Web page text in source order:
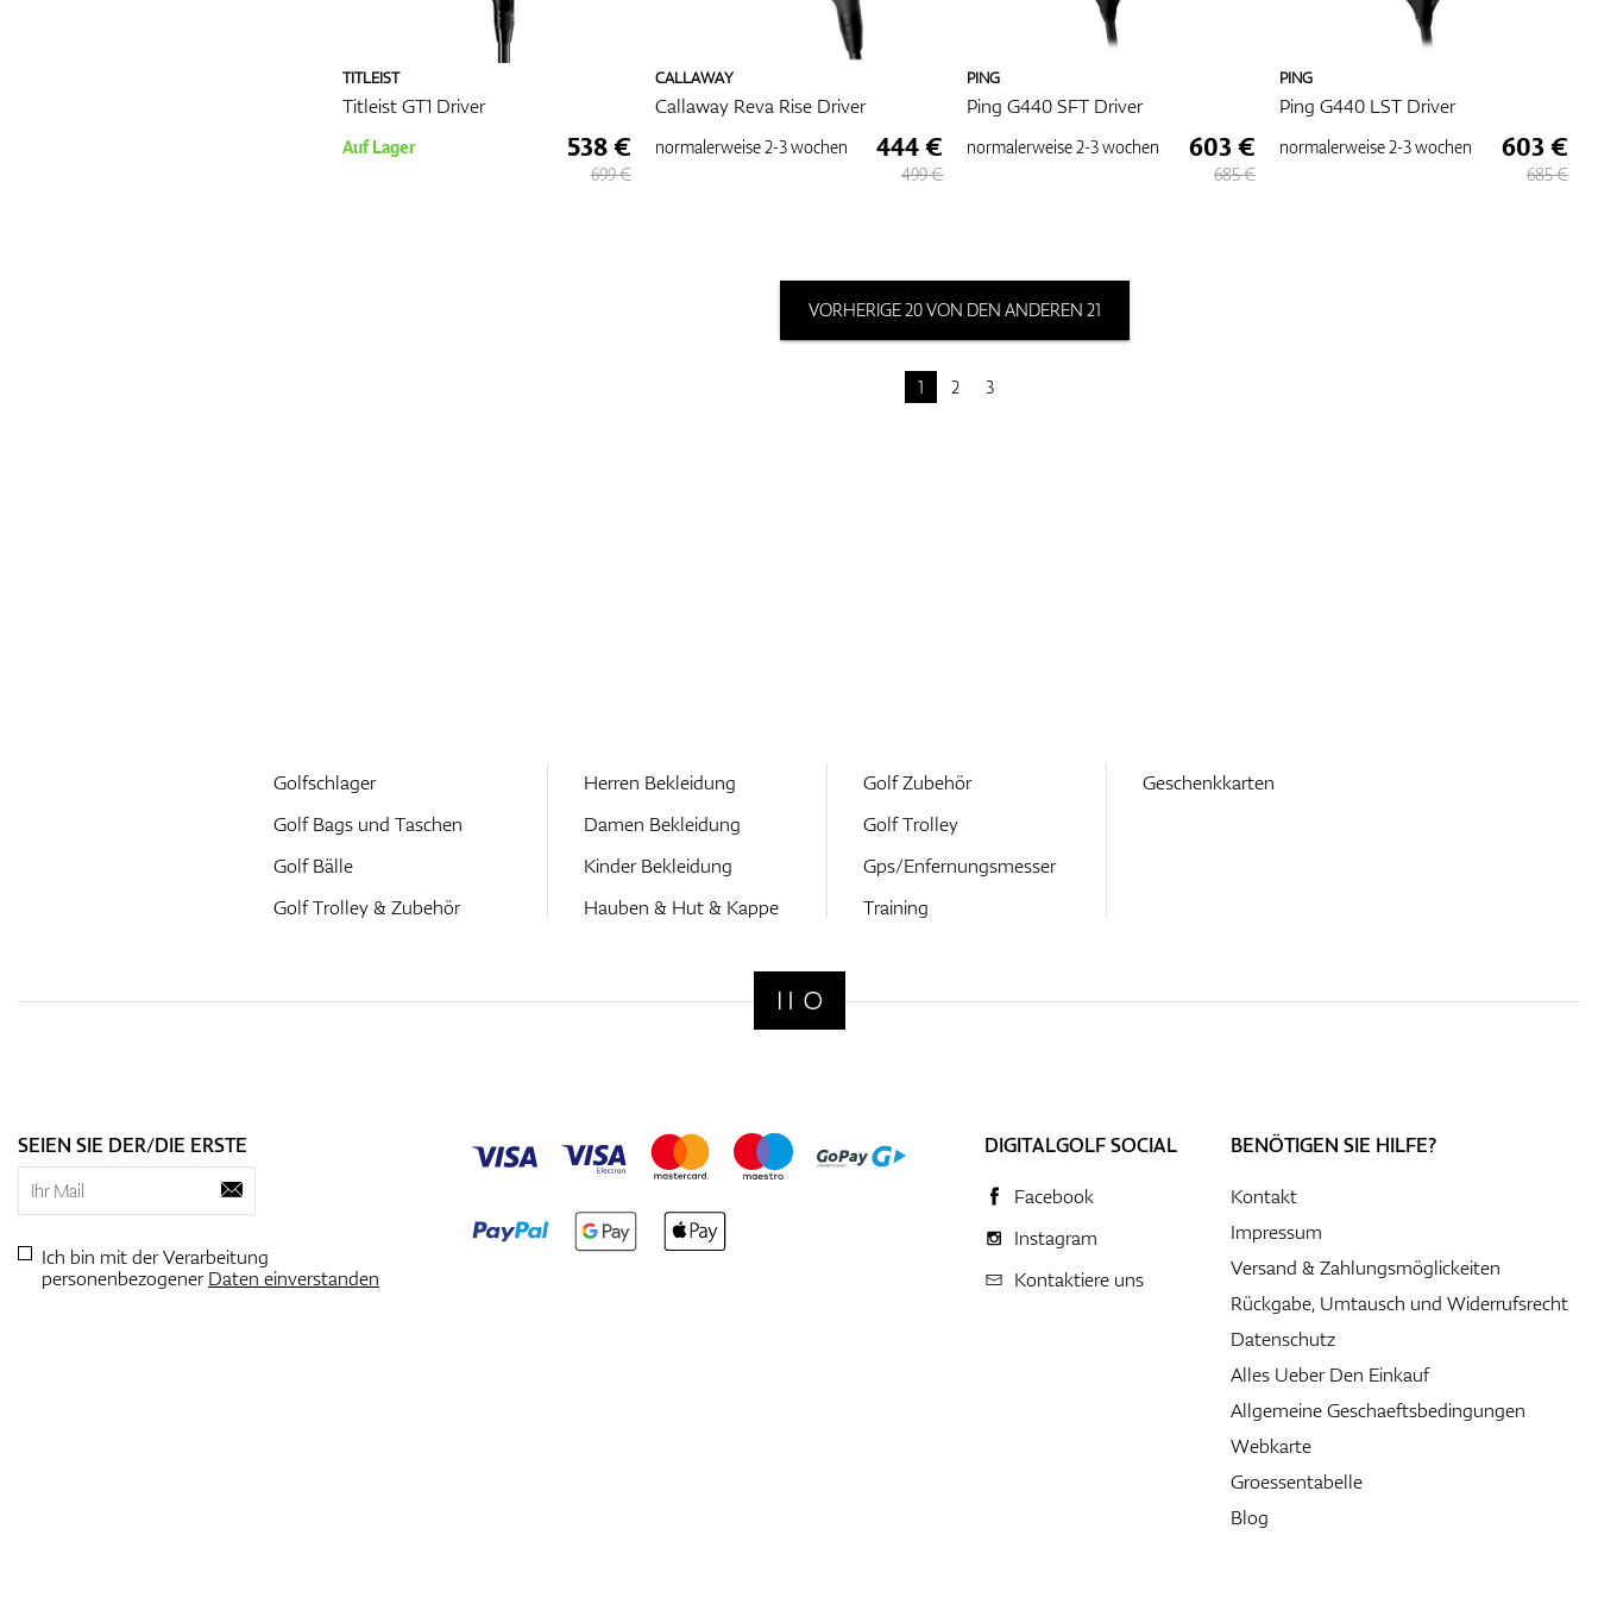
TITLEIST
Titleist GT1 Driver
Auf Lager 538 €
699 €
CALLAWAY
Callaway Reva Rise Driver
normalerweise2-3 wochen 444 €
499 €
PING
Ping G440 SFT Driver
normalerweise2-3 wochen 603 €
685 €
PING
Ping G440 LST Driver
normalerweise2-3 wochen 603 €
685 €
VORHERIGE 20 VON DEN ANDEREN 21
1 2 3
Golfschlager
Golf Bags und Taschen
Golf Bälle
Golf Trolley & Zubehör
Herren Bekleidung
Damen Bekleidung
Kinder Bekleidung
Hauben & Hut & Kappe
Golf Zubehör
Golf Trolley
Gps/Enfernungsmesser
Training
Geschenkkarten
SEIEN SIE DER/DIE ERSTE
Ich bin mit der Verarbeitung
personenbezogenerDaten einverstanden
DIGITALGOLF SOCIAL
Facebook
Instagram
Kontaktiere uns
BENÖTIGEN SIE HILFE?
Kontakt
Impressum
Versand & Zahlungsmöglickeiten
Rückgabe, Umtausch und Widerrufsrecht
Datenschutz
Alles Ueber Den Einkauf
Allgemeine Geschaeftsbedingungen
Webkarte
Groessentabelle
Blog